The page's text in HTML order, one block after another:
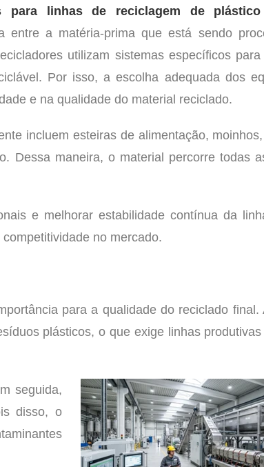
para linhas de reciclagem de plástico
entre a matéria-prima que está sendo
utilizam sistemas específicos
Por isso, a escolha adequada dos
e na qualidade do material reciclado.
incluem esteiras de alimentação,
Dessa maneira, o material percorre todas
e melhorar estabilidade contínua da
no mercado.
para a qualidade do reciclado final.
plásticos, o que exige linhas
seguida,
disso, o